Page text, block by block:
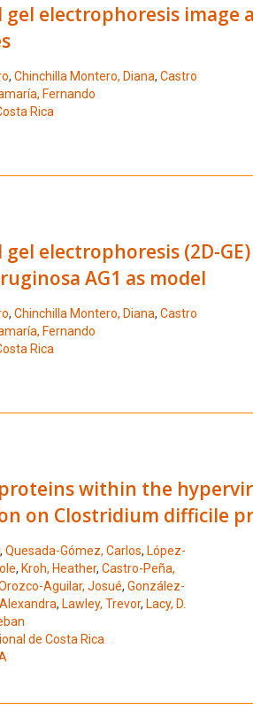
electrophoresis image
, Chinchilla Montero, Diana, Castro
Fernando
Rica
3
electrophoresis (2D-
AG1 as model
, Chinchilla Montero, Diana, Castro
Fernando
Rica
4
within the
on Clostridium difficile
, Quesada-Gómez, Carlos, López-
, Kroh, Heather, Castro-Peña,
Aguilar, Josué, González-
, Lawley, Trevor, Lacy, D.
de Costa Rica